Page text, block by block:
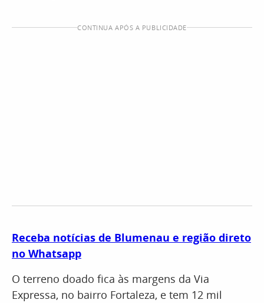
CONTINUA APÓS A PUBLICIDADE
Receba notícias de Blumenau e região direto
no Whatsapp
O terreno doado fica às margens da Via
Expressa, no bairro Fortaleza, e tem 12 mil